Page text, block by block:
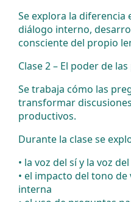
Se explora la
diálogo interno,
consciente del propio
Clase 2 – El poder de
Se trabaja cómo las
transformar
productivos.
Durante la clase se
•⁠ ⁠la voz del sí y la voz
•⁠ ⁠el impacto del tono
interna